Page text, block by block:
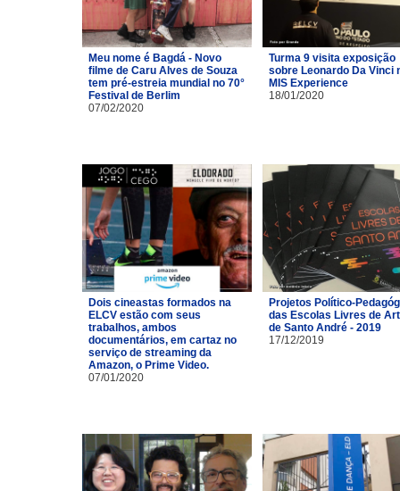
Meu nome é Bagdá - Novo
filme de Caru Alves de Souza
tem pré-estreia mundial no 70°
Festival de Berlim
07/02/2020
Turma 9 visita exposição
sobre Leonardo Da Vinci
MIS Experience
18/01/2020
Dois cineastas formados na
ELCV estão com seus
trabalhos, ambos
documentários, em cartaz no
serviço de streaming da
Amazon, o Prime Video.
07/01/2020
Projetos Político-
das Escolas Livres de
de Santo André - 2019
17/12/2019